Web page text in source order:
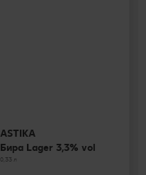
ASTIKA
Бира Lager 3,3% vol
0,33 л